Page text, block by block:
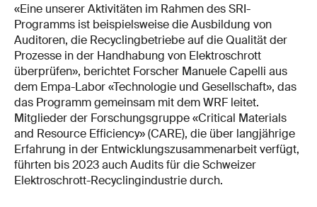
«Eine unserer Aktivitäten im Rahmen des SRI-
Programms ist beispielsweise die Ausbildung von
Auditoren, die Recyclingbetriebe auf die Qualität der
Prozesse in der Handhabung von Elektroschrott
überprüfen», berichtet Forscher Manuele Capelli aus
dem Empa-Labor «Technologie und Gesellschaft», das
das Programm gemeinsam mit dem WRF leitet.
Mitglieder der Forschungsgruppe «Critical Materials
and Resource Efficiency» (CARE), die über langjährige
Erfahrung in der Entwicklungszusammenarbeit verfügt,
führten bis 2023 auch Audits für die Schweizer
Elektroschrott-Recyclingindustrie durch.